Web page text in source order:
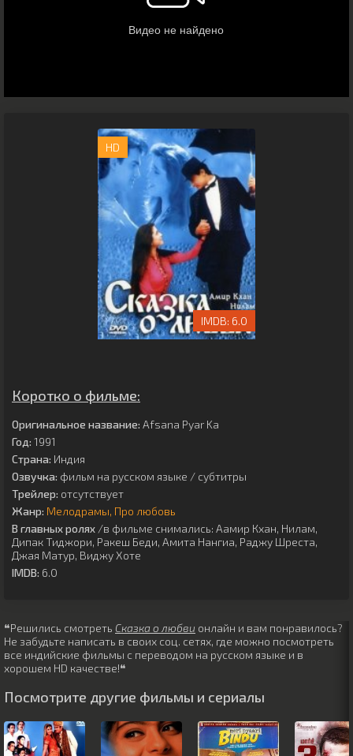
HD
6.0
Коротко о фильме:
Оригинальное название: Afsana Pyar Ka
Год: 1991
Страна: Индия
Озвучка: фильм на русском языке / субтитры
Трейлер: отсутствует
Жанр: Мелодрамы Про любовь
В главных ролях /в фильме снимались: Аамир Кхан, Нилам,
Дипак Тиджори, Ракеш Беди, Амита Нангиа, Раджу Шреста,
Джая Матур, Виджу Хоте
IMDB: 6.0
❝Решились смотреть Сказка о любви онлайн и вам понравилось?
Не забудьте написать в своих соц. сетях, где можно посмотреть
все индийские фильмы с переводом на русском языке и в
хорошем HD качестве!❝
Посмотрите другие фильмы и сериалы